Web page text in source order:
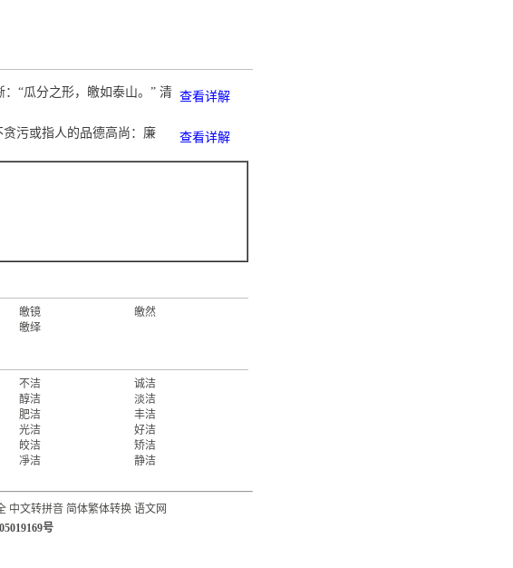
“瓜分之形，皦如泰山。” 清 查看详解
污或指人的品德高尚：廉
查看详解
皦镜
皦然
皦绎
不洁
诚洁
醇洁
淡洁
肥洁
丰洁
光洁
好洁
皎洁
矫洁
凈洁 静洁
中文转拼音 简体繁体转换 语文网
号